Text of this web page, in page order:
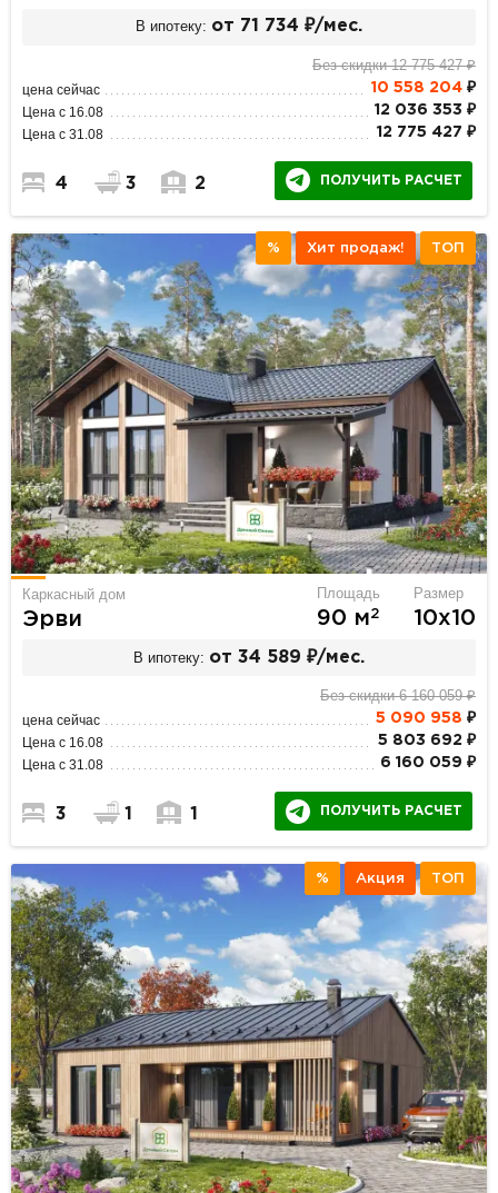
В ипотеку: от 71 734 ₽/мес.
Без скидки 12 775 427 ₽
цена сейчас 10 558 204₽
Цена с 16.08 12 036 353 ₽
Цена с 31.08 12 775 427 ₽
4 3 2 ПОЛУЧИТЬ РАСЧЕТ
% Хит продаж! ТОП
Каркасный дом
Эрви
Площадь
90 м2
Размер
10х10
В ипотеку: от 34 589 ₽/мес.
Без скидки 6 160 059 ₽
цена сейчас 5 090 958 ₽
Цена с 16.08 5 803 692 ₽
Цена с 31.08 6 160 059 ₽
3 1 1 ПОЛУЧИТЬ РАСЧЕТ
% Акция ТОП